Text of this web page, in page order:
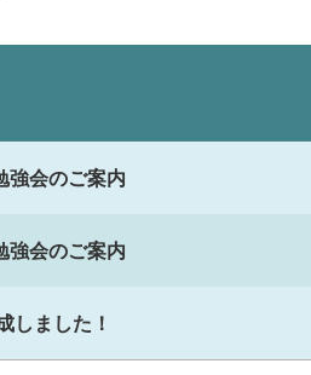
強会のご案内
強会のご案内
ました！